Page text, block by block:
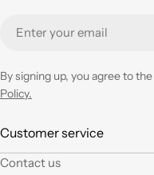
By signing up, you agree to the
Policy.
Customer service
Contact us